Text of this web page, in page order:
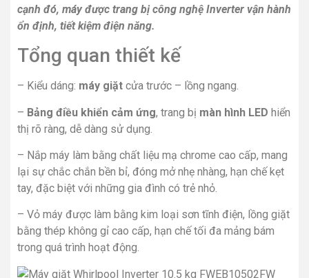
cạnh đó, máy được trang bị công nghệ Inverter vận hành
ổn định, tiết kiệm điện năng.
Tổng quan thiết kế
– Kiểu dáng: máy giặt cửa trước – lồng ngang.
– Bảng điều khiển cảm ứng, trang bị màn hình LED hiển
thị rõ ràng, dễ dàng sử dụng.
– Nắp máy làm bằng chất liệu mạ chrome cao cấp, mang
lại sự chắc chắn bền bỉ, đóng mở nhẹ nhàng, hạn chế kẹt
tay, đặc biệt với những gia đình có trẻ nhỏ.
– Vỏ máy được làm bằng kim loại sơn tĩnh điện, lồng giặt
bằng thép không gỉ cao cấp, hạn chế tối đa mảng bám
trong quá trình hoạt động.